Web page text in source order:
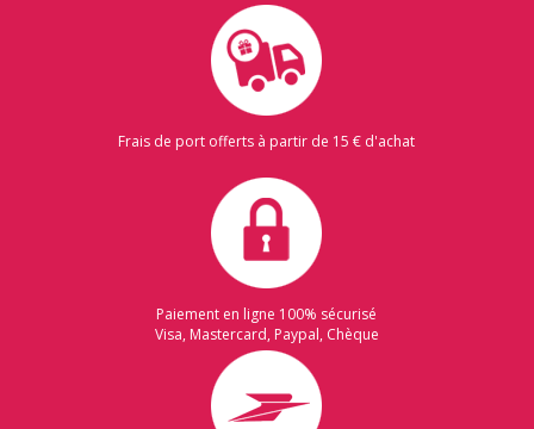
Frais de port offerts à partir de 15 € d'achat
Paiement en ligne 100% sécurisé
Visa, Mastercard, Paypal, Chèque